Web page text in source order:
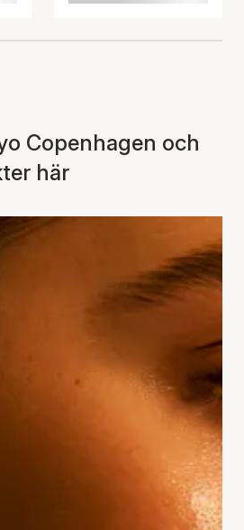
Copenhagen och
här